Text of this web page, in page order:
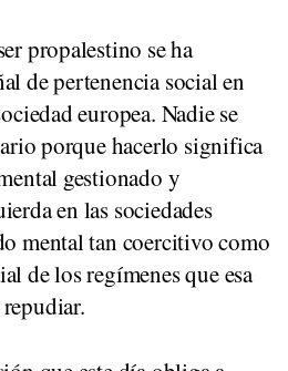
propalestino se ha
de pertenencia social en
europea. Nadie se
porque hacerlo significa
gestionado y
en las sociedades
mental tan coercitivo como
de los regímenes que esa